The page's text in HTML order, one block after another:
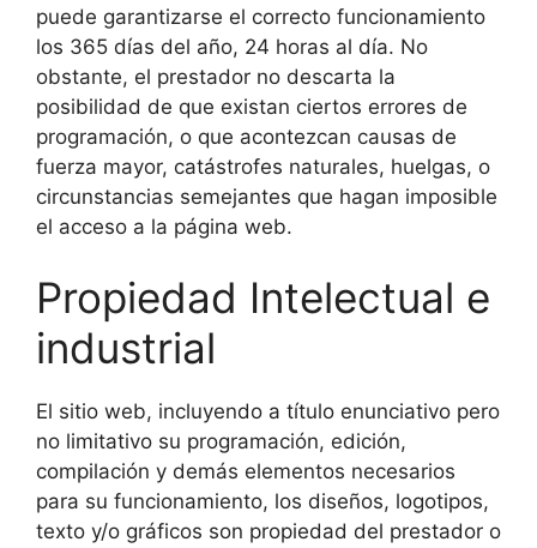
puede garantizarse el correcto funcionamiento
los 365 días del año, 24 horas al día. No
obstante, el prestador no descarta la
posibilidad de que existan ciertos errores de
programación, o que acontezcan causas de
fuerza mayor, catástrofes naturales, huelgas, o
circunstancias semejantes que hagan imposible
el acceso a la página web.
Propiedad Intelectual e
industrial
El sitio web, incluyendo a título enunciativo pero
no limitativo su programación, edición,
compilación y demás elementos necesarios
para su funcionamiento, los diseños, logotipos,
texto y/o gráficos son propiedad del prestador o